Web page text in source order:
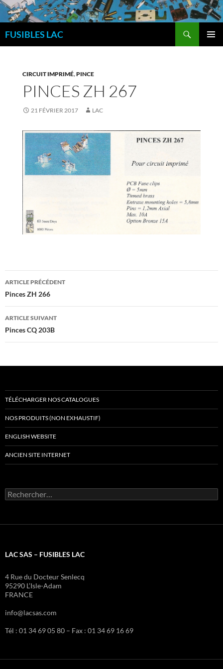
Aller
au
contenu
FUSIBLES LAC
CIRCUIT IMPRIMÉ,PINCE
PINCES ZH 267
21 FÉVRIER 2017 LAC
Navigation
des
articles
ARTICLE PRÉCÉDENT
Pinces ZH 266
ARTICLE SUIVANT
Pinces CQ 203B
TÉLÉCHARGER NOS CATALOGUES
NOS PRODUITS (NON EXHAUSTIF)
ENGLISH WEBSITE
ANCIEN SITE INTERNET
Rechercher :
LAC SAS – FUSIBLES LAC
4 Rue du Docteur Senlecq
95290 L’Isle-Adam
FRANCE
info@lacsas.com
Tél : 01 34 69 05 80 – Fax : 01 34 69 16 69